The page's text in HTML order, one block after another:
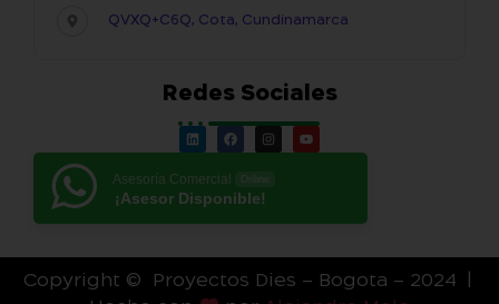
QVXQ+C6Q, Cota, Cundinamarca
Redes Sociales
Asesoría Comercial
¡Asesor Disponible!
Copyright © Proyectos Dies – Bogota – 2024 |